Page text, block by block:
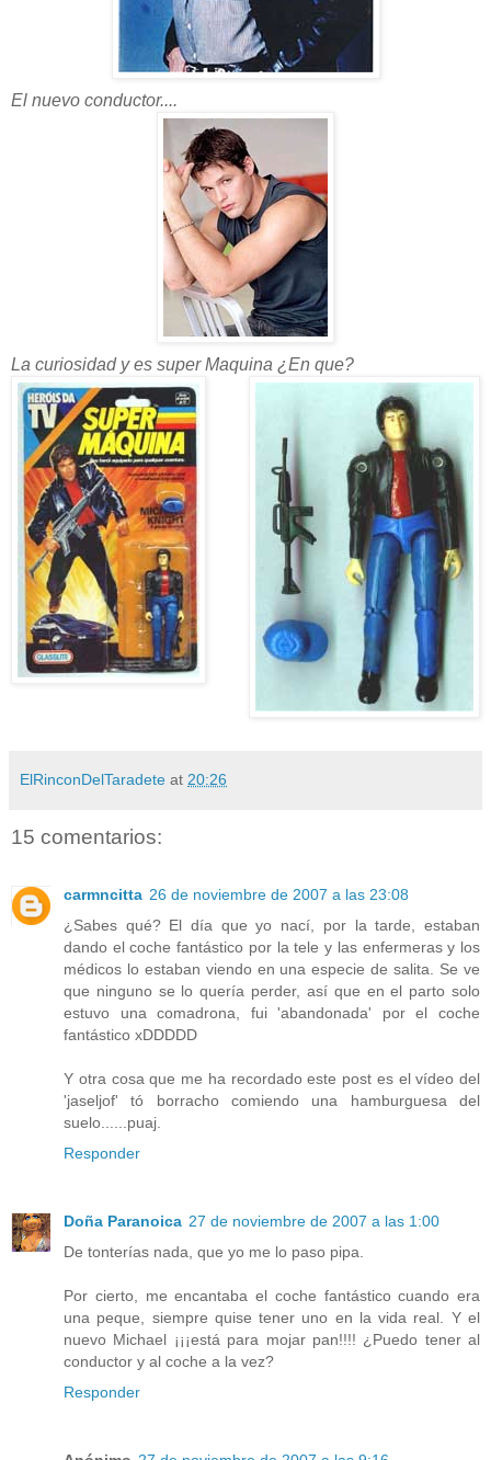
El nuevo conductor....
La curiosidad y es super Maquina ¿En que?
ElRinconDelTaradete at 20:26
15 comentarios:
carmncitta 26 de noviembre de 2007 a las 23:08
¿Sabes qué? El día que yo nací, por la tarde, estaban
dando el coche fantástico por la tele y las enfermeras y los
médicos lo estaban viendo en una especie de salita. Se ve
que ninguno se lo quería perder, así que en el parto solo
estuvo una comadrona, fui 'abandonada' por el coche
fantástico xDDDDD
Y otra cosa que me ha recordado este post es el vídeo del
'jaseljof' tó borracho comiendo una hamburguesa del
suelo......puaj.
Responder
Doña Paranoica 27 de noviembre de 2007 a las 1:00
De tonterías nada, que yo me lo paso pipa.
Por cierto, me encantaba el coche fantástico cuando era
una peque, siempre quise tener uno en la vida real. Y el
nuevo Michael ¡¡¡está para mojar pan!!!! ¿Puedo tener al
conductor y al coche a la vez?
Responder